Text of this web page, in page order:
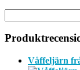
Våffeljärn